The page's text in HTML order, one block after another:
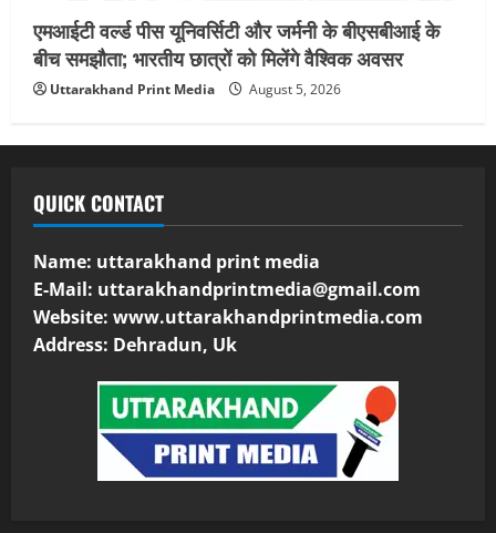
एमआईटी वर्ल्ड पीस यूनिवर्सिटी और जर्मनी के बीएसबीआई के
बीच समझौता; भारतीय छात्रों को मिलेंगे वैश्विक अवसर
Uttarakhand Print Media August 5, 2026
QUICK CONTACT
Name: uttarakhand print media
E-Mail: uttarakhandprintmedia@gmail.com
Website: www.uttarakhandprintmedia.com
Address: Dehradun, Uk